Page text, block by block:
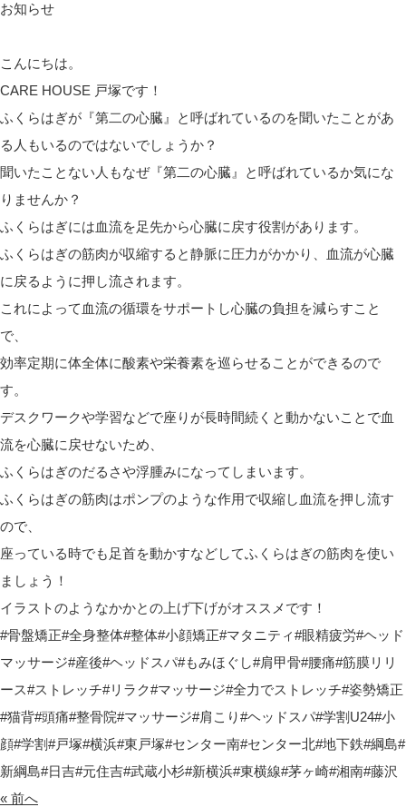
お知らせ
こんにちは。
CARE HOUSE 戸塚です！
ふくらはぎが『第二の心臓』と呼ばれているのを聞いたことがあ
る人もいるのではないでしょうか？
聞いたことない人もなぜ『第二の心臓』と呼ばれているか気にな
りませんか？
ふくらはぎには血流を足先から心臓に戻す役割があります。
ふくらはぎの筋肉が収縮すると静脈に圧力がかかり、血流が心臓
に戻るように押し流されます。
これによって血流の循環をサポートし心臓の負担を減らすこと
で、
効率定期に体全体に酸素や栄養素を巡らせることができるので
す。
デスクワークや学習などで座りが長時間続くと動かないことで血
流を心臓に戻せないため、
ふくらはぎのだるさや浮腫みになってしまいます。
ふくらはぎの筋肉はポンプのような作用で収縮し血流を押し流す
ので、
座っている時でも足首を動かすなどしてふくらはぎの筋肉を使い
ましょう！
イラストのようなかかとの上げ下げがオススメです！
#骨盤矯正#全身整体#整体#小顔矯正#マタニティ#眼精疲労#ヘッド
マッサージ#産後#ヘッドスパ#もみほぐし#肩甲骨#腰痛#筋膜リリ
ース#ストレッチ#リラク#マッサージ#全力でストレッチ#姿勢矯正
#猫背#頭痛#整骨院#マッサージ#肩こり#ヘッドスパ#学割 U24#小
顔#学割#戸塚#横浜#東戸塚#センター南#センター北#地下鉄#綱島#
新綱島#日吉#元住吉#武蔵小杉#新横浜#東横線#茅ヶ崎#湘南#藤沢
« 前へ